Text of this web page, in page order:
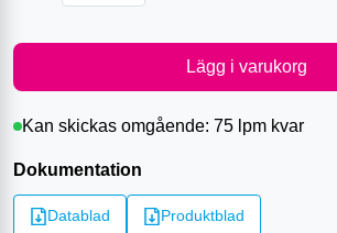
Lägg i varukorg
Kan skickas omgående: 75 lpm kvar
Dokumentation
Datablad Produktblad